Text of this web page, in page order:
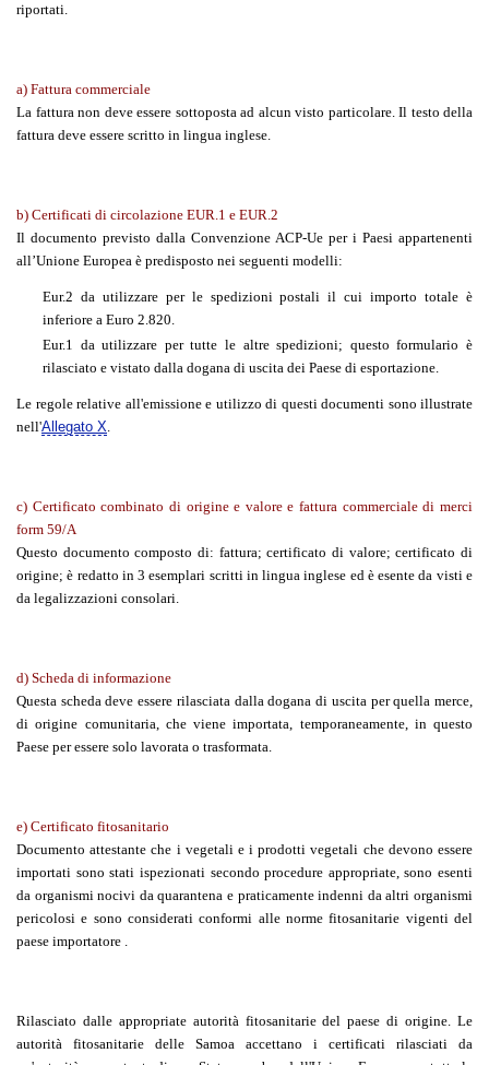
riportati.
a) Fattura commerciale
La fattura non deve essere sottoposta ad alcun visto particolare. Il testo della
fattura deve essere scritto in lingua inglese.
b) Certificati di circolazione EUR.1 e EUR.2
Il documento previsto dalla Convenzione ACP-Ue per i Paesi appartenenti
all’Unione Europea è predisposto nei seguenti modelli:
Eur.2 da utilizzare per le spedizioni postali il cui importo totale è
inferiore a Euro 2.820.
Eur.1 da utilizzare per tutte le altre spedizioni; questo formulario è
rilasciato e vistato dalla dogana di uscita dei Paese di esportazione.
Le regole relative all'emissione e utilizzo di questi documenti sono illustrate
nell'Allegato X.
c) Certificato combinato di origine e valore e fattura commerciale di merci
form 59/A
Questo documento composto di: fattura; certificato di valore; certificato di
origine; è redatto in 3 esemplari scritti in lingua inglese ed è esente da visti e
da legalizzazioni consolari.
d) Scheda di informazione
Questa scheda deve essere rilasciata dalla dogana di uscita per quella merce,
di origine comunitaria, che viene importata, temporaneamente, in questo
Paese per essere solo lavorata o trasformata.
e) Certificato fitosanitario
Documento attestante che i vegetali e i prodotti vegetali che devono essere
importati sono stati ispezionati secondo procedure appropriate, sono esenti
da organismi nocivi da quarantena e praticamente indenni da altri organismi
pericolosi e sono considerati conformi alle norme fitosanitarie vigenti del
paese importatore .
Rilasciato dalle appropriate autorità fitosanitarie del paese di origine. Le
autorità fitosanitarie delle Samoa accettano i certificati rilasciati da